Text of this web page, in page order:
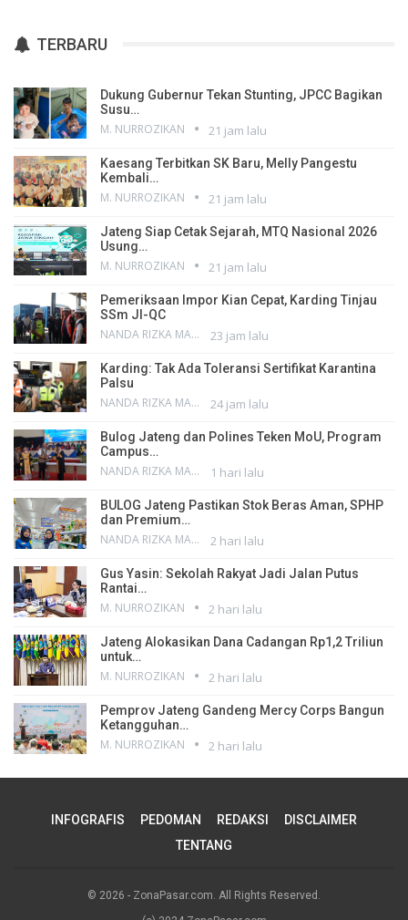
TERBARU
Dukung Gubernur Tekan Stunting, JPCC Bagikan
Susu…
M. NURROZIKAN 21 jam lalu
Kaesang Terbitkan SK Baru, Melly Pangestu
Kembali…
M. NURROZIKAN 21 jam lalu
Jateng Siap Cetak Sejarah, MTQ Nasional 2026
Usung…
M. NURROZIKAN 21 jam lalu
Pemeriksaan Impor Kian Cepat, Karding Tinjau
SSm JI-QC
NANDA RIZKA MAHENDRA 23 jam lalu
Karding: Tak Ada Toleransi Sertifikat Karantina
Palsu
NANDA RIZKA MAHENDRA 24 jam lalu
Bulog Jateng dan Polines Teken MoU, Program
Campus…
NANDA RIZKA MAHENDRA 1 hari lalu
BULOG Jateng Pastikan Stok Beras Aman, SPHP
dan Premium…
NANDA RIZKA MAHENDRA 2 hari lalu
Gus Yasin: Sekolah Rakyat Jadi Jalan Putus
Rantai…
M. NURROZIKAN 2 hari lalu
Jateng Alokasikan Dana Cadangan Rp1,2 Triliun
untuk…
M. NURROZIKAN 2 hari lalu
Pemprov Jateng Gandeng Mercy Corps Bangun
Ketangguhan…
M. NURROZIKAN 2 hari lalu
INFOGRAFIS PEDOMAN REDAKSI
DISCLAIMER
TENTANG
© 2026 - ZonaPasar.com. All Rights Reserved.